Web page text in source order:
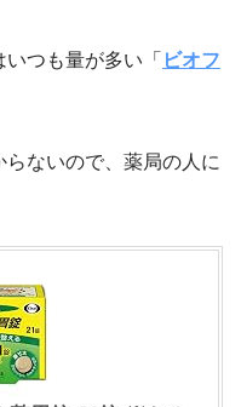
つも量が多い「 ビオフ
ないので、薬局の人に